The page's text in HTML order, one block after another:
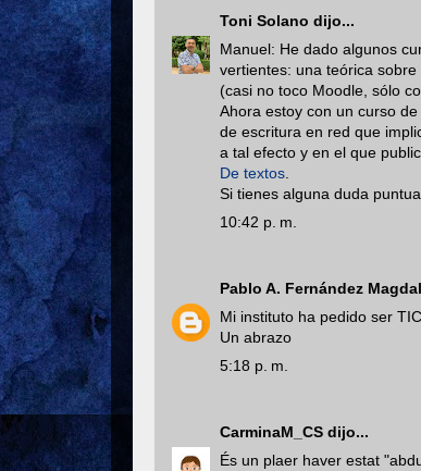
Toni Solano dijo...
Manuel: He dado algunos
vertientes: una teórica
(casi no toco Moodle, sólo
Ahora estoy con un curso
de escritura en red que
a tal efecto y en el que
De textos
Si tienes alguna duda
10:42 p. m.
Pablo A. Fernández
Mi instituto ha pedido ser
Un abrazo
5:18 p. m.
CarminaM_CS dijo...
És un plaer haver estat